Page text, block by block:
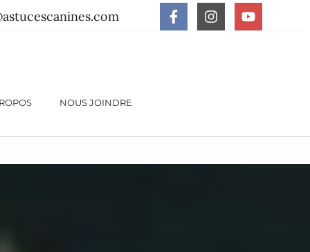
NOUS JOINDRE